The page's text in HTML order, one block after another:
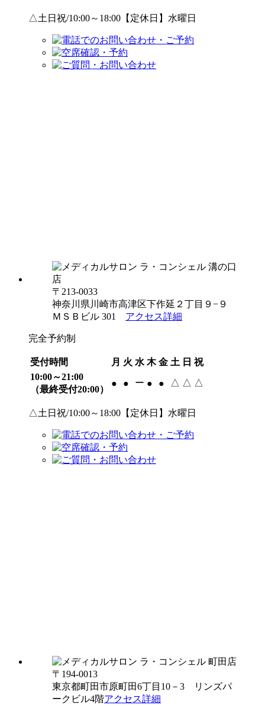
△土日祝/10:00～18:00【定休日】水曜日
〒213-0033
神奈川県川崎市高津区下作延２丁目９−９
ＭＳＢビル 301 アクセス詳細
完全予約制
受付時間 月 火 水 木 金 土 日 祝
10:00～21:00
（最終受付20:00）
● ● ー ● ● △ △ △
△土日祝/10:00～18:00【定休日】水曜日
〒194-0013
東京都町田市原町田6丁目10－3 リンズパ
ークビル4階アクセス詳細